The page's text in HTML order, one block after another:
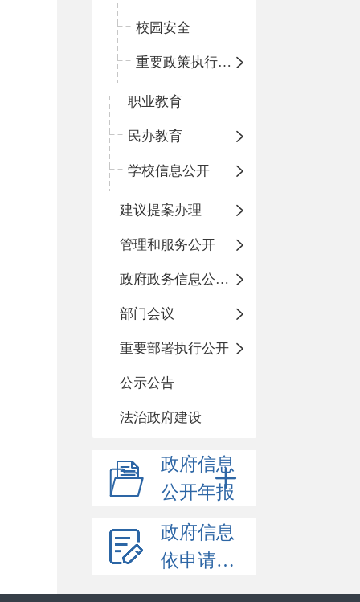
校园安全
重要政策执行情况
职业教育
民办教育
学校信息公开
建议提案办理
管理和服务公开
政府政务信息公开目录
部门会议
重要部署执行公开
公示公告
法治政府建设
政府信息
公开年报
政府信息
依申请公开